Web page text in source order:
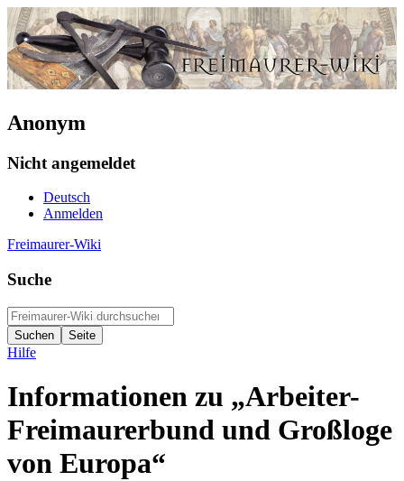
Anonym
Nicht angemeldet
Deutsch
Anmelden
Freimaurer-Wiki
Suche
Hilfe
Informationen zu „Arbeiter-
Freimaurerbund und Großloge
von Europa“